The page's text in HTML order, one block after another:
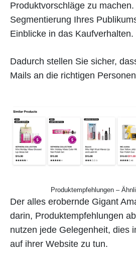
Produktvorschläge zu
Segmentierung Ihres
Einblicke in das Kaufverhalten.
Dadurch stellen Sie sicher,
Mails an die richtigen
Produktempfehlungen –
Der alles erobernde Gigant
darin, Produktempfehlungen
nutzen jede Gelegenheit, dies
auf ihrer Website zu tun.